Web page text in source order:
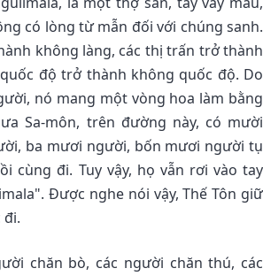
có lòng từ mẫn đối với chúng sanh.
không làng, các thị trấn trở thành
độ trở thành không quốc độ. Do
nó mang một vòng hoa làm bằng
Sa-môn, trên đường này, có mười
ba mươi người, bốn mươi người tụ
cùng đi. Tuy vậy, họ vẫn rơi vào tay
Ðược nghe nói vậy, Thế Tôn giữ
đi.
chăn bò, các người chăn thú, các